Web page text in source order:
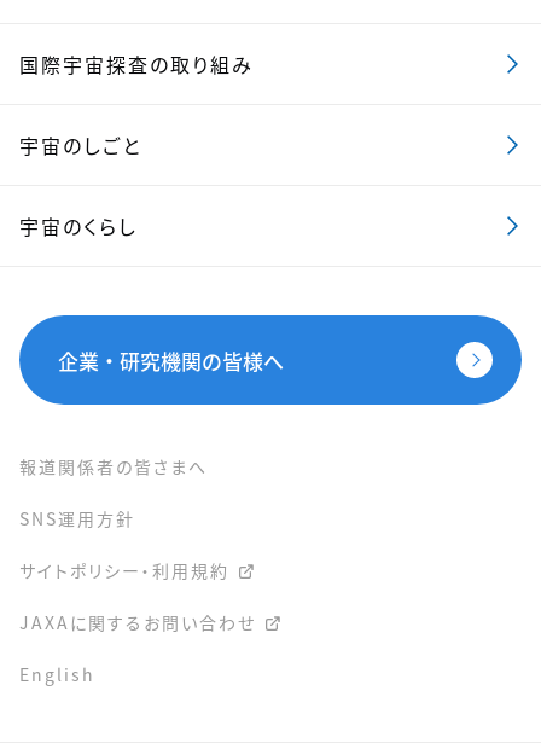
国際宇宙探査の取り組み
宇宙のしごと
宇宙のくらし
企業・研究機関の皆様へ
報道関係者の皆さまへ
SNS運用方針
サイトポリシー・利用規約
JAXAに関するお問い合わせ
English